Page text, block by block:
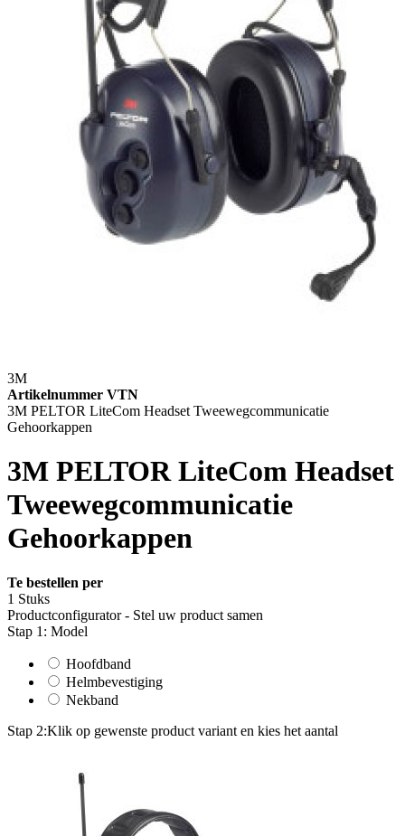
3M
Artikelnummer VTN
3M PELTOR LiteCom Headset Tweewegcommunicatie
Gehoorkappen
3M PELTOR LiteCom Headset
Tweewegcommunicatie
Gehoorkappen
Te bestellen per
1 Stuks
Productconfigurator - Stel uw product samen
Stap 1: Model
Hoofdband
Helmbevestiging
Nekband
Stap 2:Klik op gewenste product variant en kies het aantal